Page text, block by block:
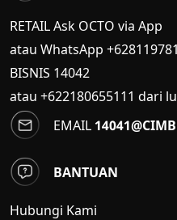
RETAIL Ask OCTO via App
atau WhatsApp
BISNIS 14042
atau +622180655111 dari
EMAIL
BANTUAN
Hubungi Kami